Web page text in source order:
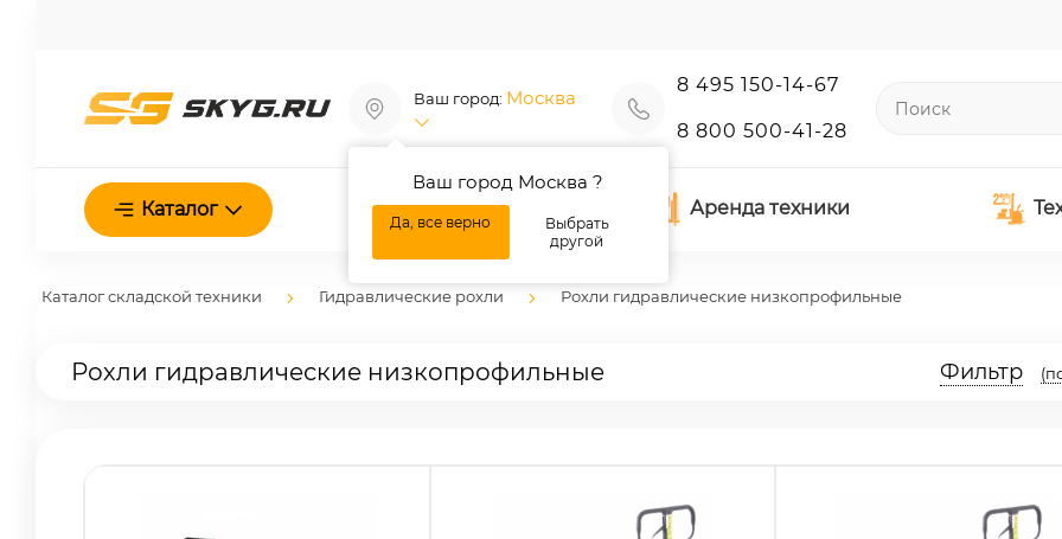
Ваш город: Москва
Ваш город Москва ?
Да, все верно
Выбрать
другой
8 495 150-14-67
8 800 500-41-28
Каталог О нас Аренда техники
Каталог складской техники Гидравлические рохли Рохли гидравлические низкопрофильные
Рохли гидравлические низкопрофильные Фильтр